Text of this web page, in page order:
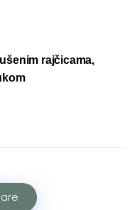
rajčicama,